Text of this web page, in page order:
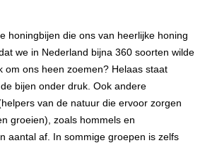
honingbijen die ons van heerlijke honing
we in Nederland bijna 360 soorten wilde
om ons heen zoemen? Helaas staat
bijen onder druk. Ook andere
van de natuur die ervoor zorgen
groeien), zoals hommels en
aantal af. In sommige groepen is zelfs